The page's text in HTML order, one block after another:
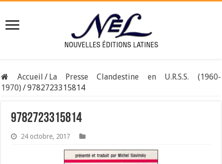
Accueil / La Presse Clandestine en U.R.S.S. (1960-
1970) /9782723315814
9782723315814
24 octobre, 2017